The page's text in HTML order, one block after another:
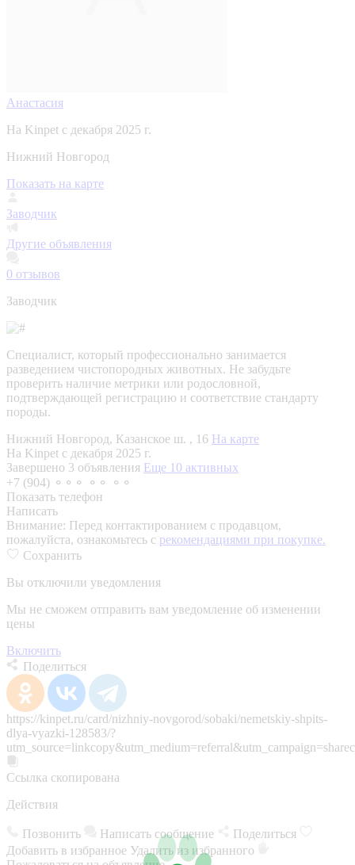
Анастасия
На Kinpet c декабря 2025 г.
Нижний Новгород
Показать на карте
Заводчик
Другие объявления
0 отзывов
Заводчик
Специалист, который профессионально занимается
разведением чистопородных животных. Не забудьте
проверить наличие метрики или родословной,
подтверждающей регистрацию и соответствие стандарту
породы.
Нижний Новгород, Казанское ш. , 16 На карте
На Kinpet c декабря 2025 г.
Завершено 3 объявления Еще 10 активных
+7 (904) ⚬⚬⚬ ⚬⚬ ⚬⚬
Показать телефон
Написать
Внимание: Перед контактированием с продавцом,
пожалуйста, ознакомьтесь с рекомендациями при покупке.
Сохранить
Вы отключили уведомления
Мы не сможем отправить вам уведомление об изменении
цены
Включить
Поделиться
https://kinpet.ru/card/nizhniy-novgorod/sobaki/nemetskiy-shpits-
dlya-vyazki-128583/?
Ссылка скопирована
Действия
Позвонить Написать сообщение
Поделиться
Добавить в избранное Удалить из избранного